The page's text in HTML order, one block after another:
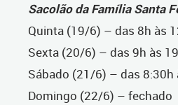
Sacolão da Família Santa
Quinta (19/6) – das 8h às
Sexta (20/6) – das 9h às
Sábado (21/6) – das 8:30h
Domingo (22/6) – fechado